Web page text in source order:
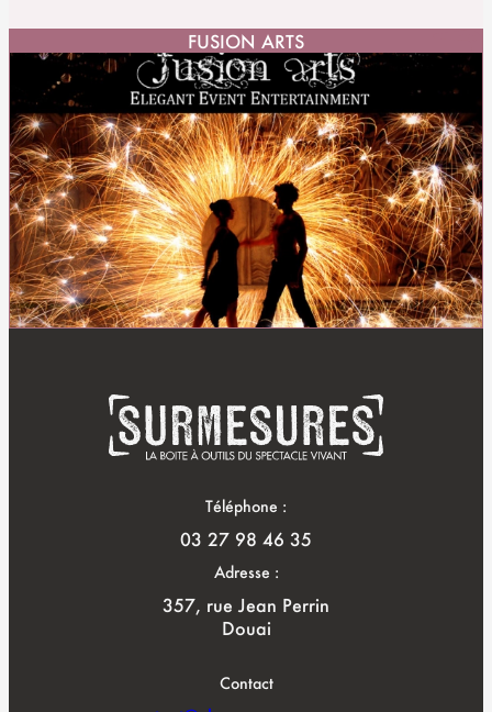
FUSION ARTS
Téléphone :
03 27 98 46 35
Adresse :
357, rue Jean Perrin
Douai
Contact